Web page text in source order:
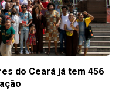
do Ceará já tem 456